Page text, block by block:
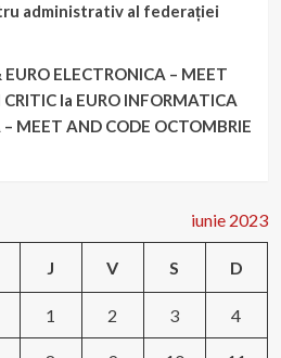
administrativ al federației
ELECTRONICA – MEET
la EURO INFORMATICA
MEET AND CODE OCTOMBRIE
iunie 2023
J V S D
1 2 3 4